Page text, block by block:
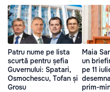
Patru nume pe lista
scurtă pentru șefia
Guvernului: Spatari,
Osmochescu, Tofan și
Grosu
Maia
un
pe 11
prim-